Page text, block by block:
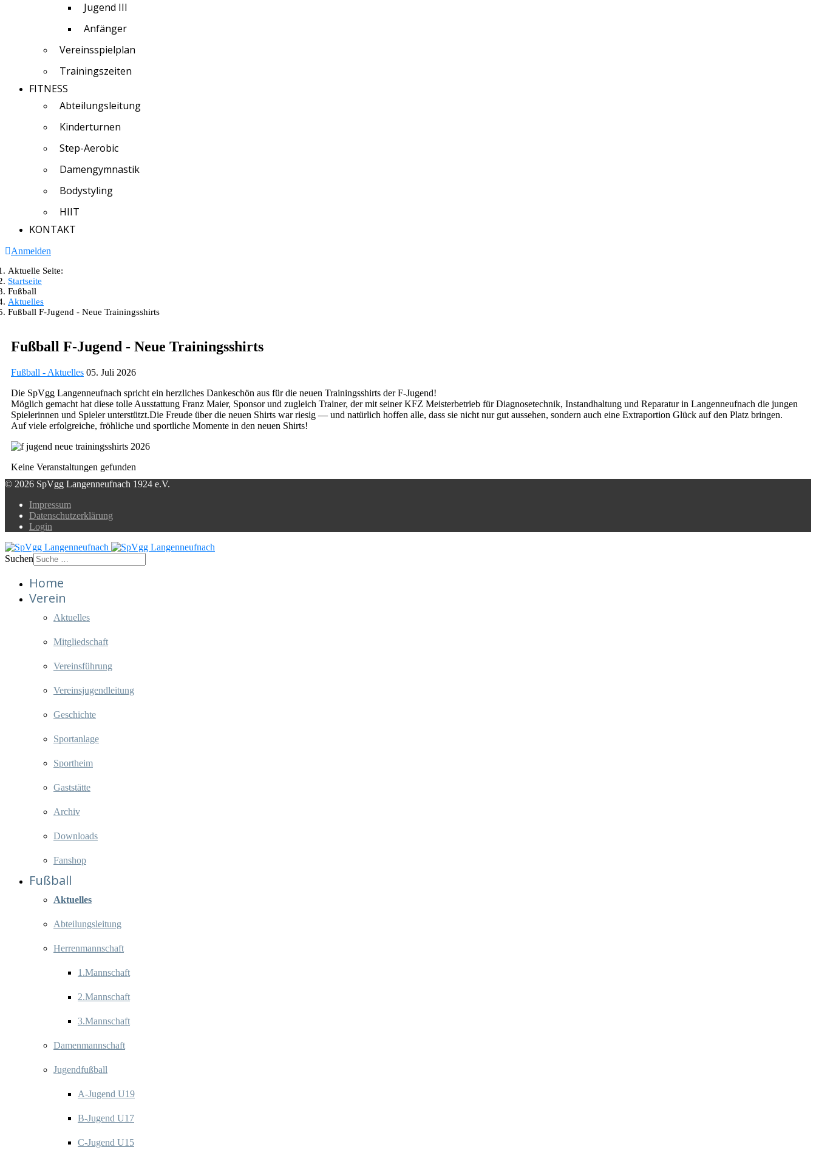
Jugend III
Anfänger
Vereinsspielplan
Trainingszeiten
FITNESS
Abteilungsleitung
Kinderturnen
Step-Aerobic
Damengymnastik
Bodystyling
HIIT
KONTAKT
Anmelden
Aktuelle Seite:
Startseite
Fußball
Aktuelles
Fußball F-Jugend - Neue Trainingsshirts
Fußball F-Jugend - Neue Trainingsshirts
Fußball - Aktuelles 05. Juli 2026
Die SpVgg Langenneufnach spricht ein herzliches Dankeschön aus für die neuen Trainingsshirts der F‑Jugend!
Möglich gemacht hat diese tolle Ausstattung Franz Maier, Sponsor und zugleich Trainer, der mit seiner KFZ Meisterbetrieb für Diagnosetechnik, Instandhaltung und Reparatur in Langenneufnach die jungen
Spielerinnen und Spieler unterstützt.Die Freude über die neuen Shirts war riesig — und natürlich hoffen alle, dass sie nicht nur gut aussehen, sondern auch eine Extraportion Glück auf den Platz bringen.
Auf viele erfolgreiche, fröhliche und sportliche Momente in den neuen Shirts!
Keine Veranstaltungen gefunden
© 2026 SpVgg Langenneufnach 1924 e.V.
Impressum
Datenschutzerklärung
Login
Suchen
Home
Verein
Aktuelles
Mitgliedschaft
Vereinsführung
Vereinsjugendleitung
Geschichte
Sportanlage
Sportheim
Gaststätte
Archiv
Downloads
Fanshop
Fußball
Aktuelles
Abteilungsleitung
Herrenmannschaft
1.Mannschaft
2.Mannschaft
3.Mannschaft
Damenmannschaft
Jugendfußball
A-Jugend U19
B-Jugend U17
C-Jugend U15